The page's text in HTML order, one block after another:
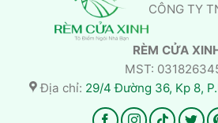
CÔNG TY
RÈM CỬA
MST:
Địa chỉ: 29/4 Đường 36, Kp 8,